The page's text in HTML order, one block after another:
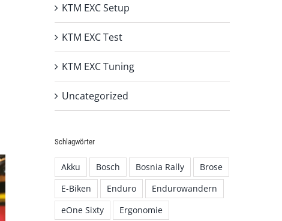
KTM EXC Setup
KTM EXC Test
KTM EXC Tuning
Uncategorized
Schlagwörter
Akku Bosch Bosnia Rally
Brose
E-Biken
Enduro
Endurowandern
eOne Sixty
Ergonomie